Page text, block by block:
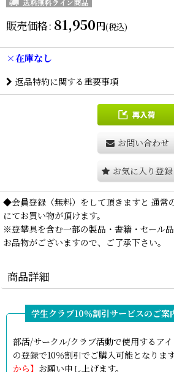
販売価格: 81,950円(税込)
×在庫なし
返品特約に関する重要事項
お問い合わせ
お気に入り登録
◆会員登録 （無料）をして頂きますと 通常
にてお買い物が頂けます。
※登攀具を含む一部の製品・書籍・セール品
お品物がございますので、ご了承下さい。
商品詳細
部活/サークル/クラブ活動で使用するア
の登録で10％割引でご購入可能となりま
から】 お願い申し上げます。